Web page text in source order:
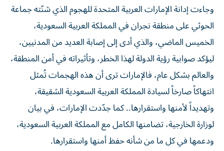
وجاءت إدانة الإمارات العربية المتحدة للهجوم الذي شنّته جماعة
الحوثي على منطقة نجران في المملكة العربية السعودية،
الخميس الماضي، والذي أدى إلى إصابة العديد من المدنيين،
ليؤكد صوابية رؤية الدولة لهذا الخطر، وتأثيراته في أمن المنطقة،
والعالم بشكل عام، فالإمارات ترى أن هذه الهجمات تُمثل
انتهاكاً صارخاً لسيادة المملكة العربية السعودية الشقيقة،
وتهديداً لأمنها واستقرارها.. كما جدّدت الإمارات، في بيان
لوزارة الخارجية، تضامنها الكامل مع المملكة العربية السعودية،
ودعمها في كل ما من شأنه حفظ أمنها واستقرارها.